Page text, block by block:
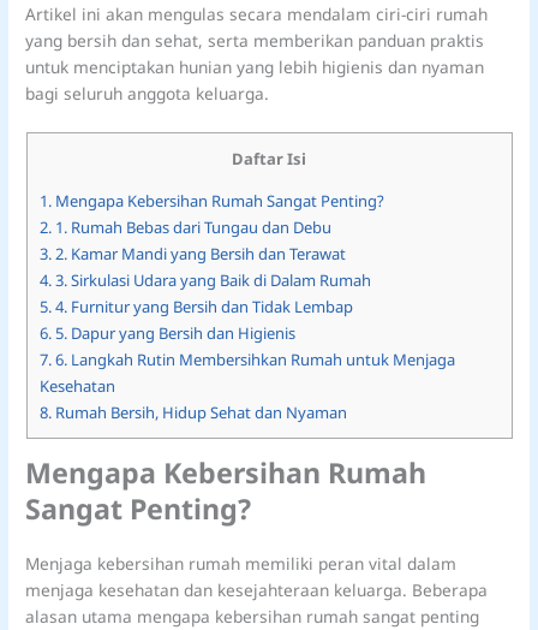
Artikel ini akan mengulas secara mendalam ciri-ciri rumah
yang bersih dan sehat, serta memberikan panduan praktis
untuk menciptakan hunian yang lebih higienis dan nyaman
bagi seluruh anggota keluarga.
Daftar Isi
1.Mengapa Kebersihan Rumah Sangat Penting?
2.1. Rumah Bebas dari Tungau dan Debu
3.2. Kamar Mandi yang Bersih dan Terawat
4.3. Sirkulasi Udara yang Baik di Dalam Rumah
5.4. Furnitur yang Bersih dan Tidak Lembap
6.5. Dapur yang Bersih dan Higienis
7.6. Langkah Rutin Membersihkan Rumah untuk Menjaga
Kesehatan
8.Rumah Bersih, Hidup Sehat dan Nyaman
Mengapa Kebersihan Rumah
Sangat Penting?
Menjaga kebersihan rumah memiliki peran vital dalam
menjaga kesehatan dan kesejahteraan keluarga. Beberapa
alasan utama mengapa kebersihan rumah sangat penting